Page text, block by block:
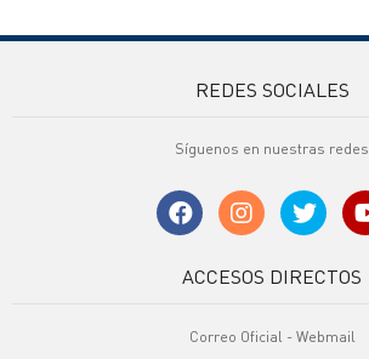
REDES SOCIALES
Síguenos en nuestras redes
ACCESOS DIRECTOS
Correo Oficial - Webmail